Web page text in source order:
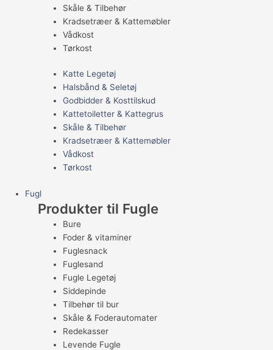
Skåle & Tilbehør
Kradsetræer & Kattemøbler
Vådkost
Tørkost
Katte Legetøj
Halsbånd & Seletøj
Godbidder & Kosttilskud
Kattetoiletter & Kattegrus
Skåle & Tilbehør
Kradsetræer & Kattemøbler
Vådkost
Tørkost
Fugl
Produkter til Fugle
Bure
Foder & vitaminer
Fuglesnack
Fuglesand
Fugle Legetøj
Siddepinde
Tilbehør til bur
Skåle & Foderautomater
Redekasser
Levende Fugle